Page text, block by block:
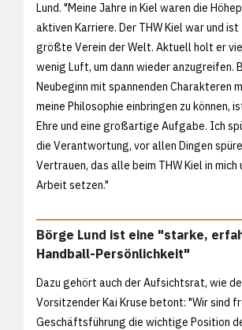
Lund. "Meine Jahre in Kiel waren die
aktiven Karriere. Der THW Kiel war und
größte Verein der Welt. Aktuell holt er
wenig Luft, um dann wieder anzugreifen.
Neubeginn mit spannenden Charakteren
meine Philosophie einbringen zu können,
Ehre und eine großartige Aufgabe. Ich
die Verantwortung, vor allen Dingen
Vertrauen, das alle beim THW Kiel in mich
Arbeit setzen."
Börge Lund ist eine "starke,
Handball-Persönlichkeit"
Dazu gehört auch der Aufsichtsrat, wie
Vorsitzender Kai Kruse betont: "Wir sind
Geschäftsführung die wichtige Position